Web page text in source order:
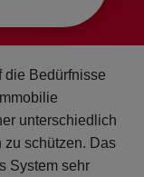
die Bedürfnisse
unterschiedlich
schützen. Das
System sehr